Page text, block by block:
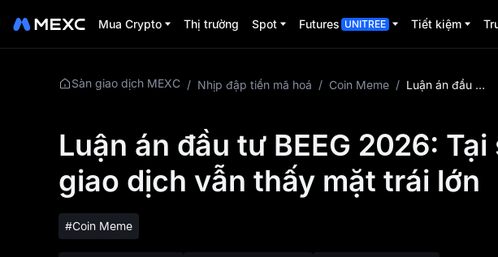
Mua Crypto Thị trường Spot Futures UNITREE Tiết kiệm
Sàn giao dịch MEXC / Nhịp đập tiền mã hoá / Coin Meme / Luận án đầu tư BEEG 2026: Tại sao một số nhà giao dịch vẫn thấy mặt trái lớn
Luận án đầu tư BEEG 2026:
giao dịch vẫn thấy mặt trái lớn
#Coin Meme